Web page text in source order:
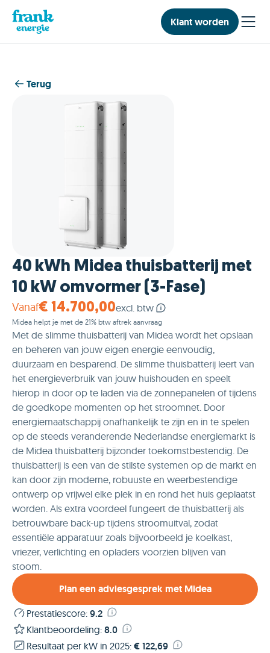
Klant worden
Terug
40 kWh Midea thuisbatterij met
10 kW omvormer (3-Fase)
Vanaf€ 14.700,00excl. btw
Midea helpt je met de 21% btw aftrek aanvraag
Met de slimme thuisbatterij van Midea wordt het opslaan
en beheren van jouw eigen energie eenvoudig,
duurzaam en besparend. De slimme thuisbatterij leert van
het energieverbruik van jouw huishouden en speelt
hierop in door op te laden via de zonnepanelen of tijdens
de goedkope momenten op het stroomnet. Door
energiemaatschappij onafhankelijk te zijn en in te spelen
op de steeds veranderende Nederlandse energiemarkt is
de Midea thuisbatterij bijzonder toekomstbestendig. De
thuisbatterij is een van de stilste systemen op de markt en
kan door zijn moderne, robuuste en weerbestendige
ontwerp op vrijwel elke plek in en rond het huis geplaatst
worden. Als extra voordeel fungeert de thuisbatterij als
betrouwbare back-up tijdens stroomuitval, zodat
essentiële apparatuur zoals bijvoorbeeld je koelkast,
vriezer, verlichting en opladers voorzien blijven van
stoom.
Plan een adviesgesprek met Midea
Prestatiescore: 9.2
Klantbeoordeling: 8.0
Resultaat per kW in 2025: € 122,69